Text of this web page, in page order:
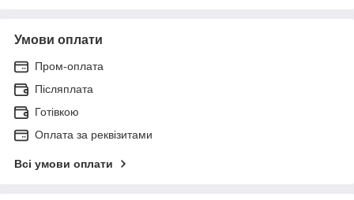
Умови оплати
Пром-оплата
Післяплата
Готівкою
Оплата за реквізитами
Всі умови оплати